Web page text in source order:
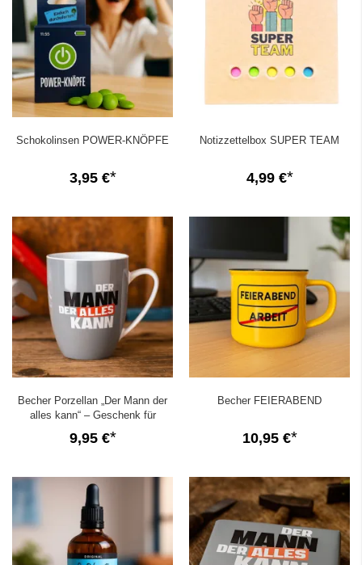
Schokolinsen POWER-KNÖPFE
3,95 €
Notizzettelbox SUPER TEAM
4,99 €
Becher Porzellan „Der Mann der
alles kann“ – Geschenk für
Kollegen und Freunde
9,95 €
Becher FEIERABEND
10,95 €